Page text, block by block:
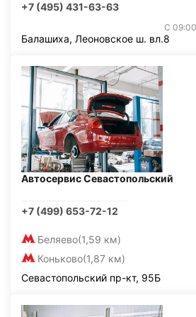
+7 (495) 431-63-63
С
Балашиха, Леоновское ш. вл.8
Автосервис Севастопольский
+7 (499) 653-72-12
Беляево(1,59 км)
Коньково(1,87 км)
Севастопольский пр-кт, 95Б